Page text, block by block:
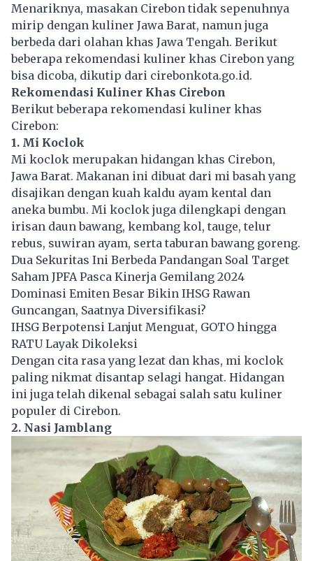
Menariknya, masakan Cirebon tidak sepenuhnya
mirip dengan kuliner Jawa Barat, namun juga
berbeda dari olahan khas Jawa Tengah. Berikut
beberapa rekomendasi kuliner khas Cirebon yang
bisa dicoba, dikutip dari cirebonkota.go.id.
Rekomendasi Kuliner Khas Cirebon
Berikut beberapa rekomendasi kuliner khas
Cirebon:
1. Mi Koclok
Mi koclok merupakan hidangan khas Cirebon,
Jawa Barat. Makanan ini dibuat dari mi basah yang
disajikan dengan kuah kaldu ayam kental dan
aneka bumbu. Mi koclok juga dilengkapi dengan
irisan daun bawang, kembang kol, tauge, telur
rebus, suwiran ayam, serta taburan bawang goreng.
Dua Sekuritas Ini Berbeda Pandangan Soal Target
Saham JPFA Pasca Kinerja Gemilang 2024
Dominasi Emiten Besar Bikin IHSG Rawan
Guncangan, Saatnya Diversifikasi?
IHSG Berpotensi Lanjut Menguat, GOTO hingga
RATU Layak Dikoleksi
Dengan cita rasa yang lezat dan khas, mi koclok
paling nikmat disantap selagi hangat. Hidangan
ini juga telah dikenal sebagai salah satu kuliner
populer di Cirebon.
2. Nasi Jamblang